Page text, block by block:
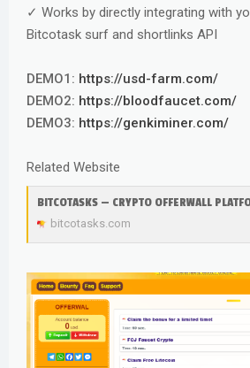
✓ Works by directly integrating with
Bitcotask surf and shortlinks API
DEMO1: https://usd-farm.com/
DEMO2: https://bloodfaucet.com/
DEMO3: https://genkiminer.com/
Related Website
BITCOTASKS — CRYPTO OFFERWALL PLATFORM
bitcotasks.com